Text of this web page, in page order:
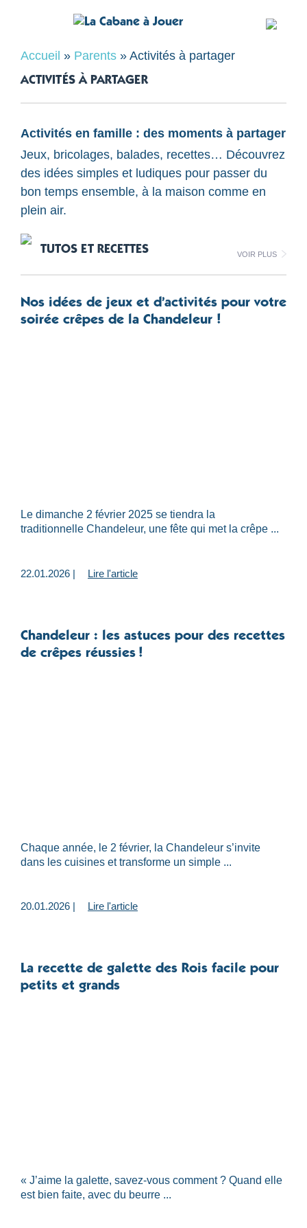
Accueil » Parents » Activités à partager
ACTIVITÉS À PARTAGER
Activités en famille : des moments à partager
Jeux, bricolages, balades, recettes… Découvrez
des idées simples et ludiques pour passer du
bon temps ensemble, à la maison comme en
plein air.
TUTOS ET RECETTES Voir plus
Nos idées de jeux et d’activités pour votre
soirée crêpes de la Chandeleur !
Le dimanche 2 février 2025 se tiendra la
traditionnelle Chandeleur, une fête qui met la crêpe ...
22.01.2026 | Lire l'article
Chandeleur : les astuces pour des recettes
de crêpes réussies !
Chaque année, le 2 février, la Chandeleur s’invite
dans les cuisines et transforme un simple ...
20.01.2026 | Lire l'article
La recette de galette des Rois facile pour
petits et grands
« J’aime la galette, savez-vous comment ? Quand elle
est bien faite, avec du beurre ...